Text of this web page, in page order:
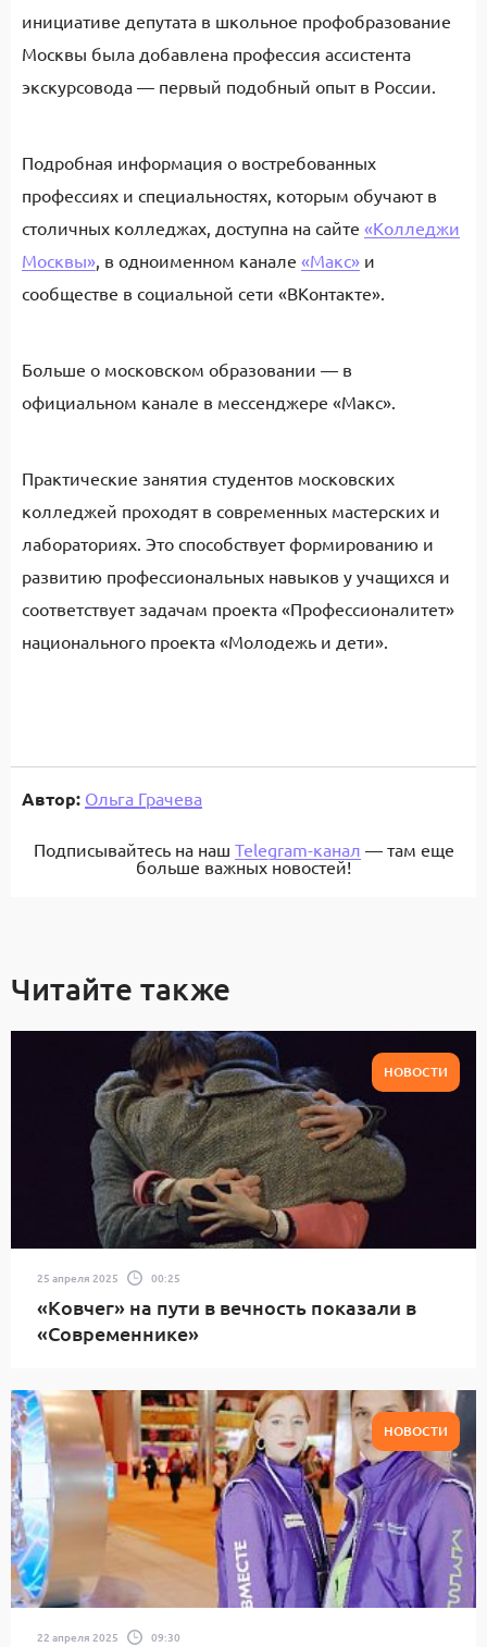
инициативе депутата в школьное профобразование
Москвы была добавлена профессия ассистента
экскурсовода — первый подобный опыт в России.
Подробная информация о востребованных
профессиях и специальностях, которым обучают в
столичных колледжах, доступна на сайте «Колледжи
Москвы», в одноименном канале «Макс» и
сообществе в социальной сети «ВКонтакте».
Больше о московском образовании — в
официальном канале в мессенджере «Макс».
Практические занятия студентов московских
колледжей проходят в современных мастерских и
лабораториях. Это способствует формированию и
развитию профессиональных навыков у учащихся и
соответствует задачам проекта «Профессионалитет»
национального проекта «Молодежь и дети».
Автор: Ольга Грачева
Подписывайтесь на наш Telegram-канал — там еще
больше важных новостей!
Читайте также
НОВОСТИ
25 апреля 2025 00:25
«Ковчег» на пути в вечность показали в
«Современнике»
НОВОСТИ
22 апреля 2025 09:30